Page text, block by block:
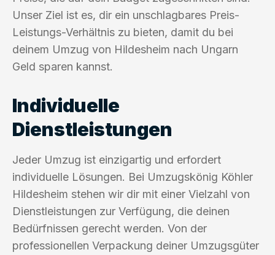
Unser Ziel ist es, dir ein unschlagbares Preis-
Leistungs-Verhältnis zu bieten, damit du bei
deinem Umzug von Hildesheim nach Ungarn
Geld sparen kannst.
Individuelle
Dienstleistungen
Jeder Umzug ist einzigartig und erfordert
individuelle Lösungen. Bei Umzugskönig Köhler
Hildesheim stehen wir dir mit einer Vielzahl von
Dienstleistungen zur Verfügung, die deinen
Bedürfnissen gerecht werden. Von der
professionellen Verpackung deiner Umzugsgüter